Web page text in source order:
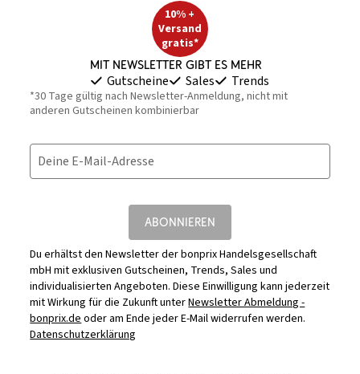
10% +
Versand
gratis*
Mit Newsletter gibt es mehr
Gutscheine Sales Trends
*30 Tage gültig nach Newsletter-Anmeldung, nicht mit
anderen Gutscheinen kombinierbar
Deine E-Mail-Adresse
ABONNIEREN
Du erhältst den Newsletter der bonprix Handelsgesellschaft
mbH mit exklusiven Gutscheinen, Trends, Sales und
individualisierten Angeboten. Diese Einwilligung kann jederzeit
mit Wirkung für die Zukunft unterNewsletter Abmeldung -
bonprix.deoder am Ende jeder E-Mail widerrufen werden.
Datenschutzerklärung